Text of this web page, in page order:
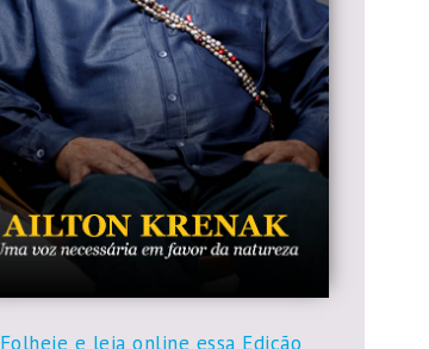
Folheie e leia online essa Edição